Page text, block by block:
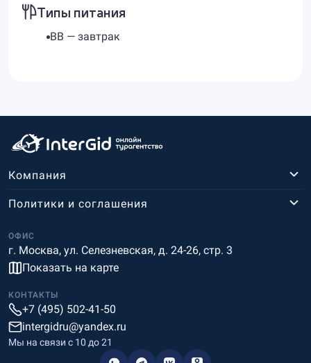
Типы питания
BB — завтрак
Компания
ОФИС
г. Москва, ул. Селезневская, д. 24-26, стр. 3
Показать на карте
Политики и соглашения
КОНТАКТЫ
+7 (495) 502-41-50
intergidru@yandex.ru
Мы на связи c 10 до 21